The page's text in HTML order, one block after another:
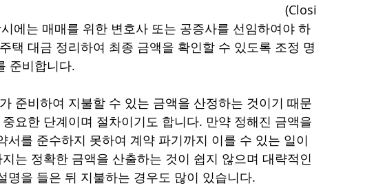
(Closi
에는 매매를 위한 변호사 또는 공증사를 선임하여야 하
택 대금 정리하여 최종 금액을 확인할 수 있도록 조정 명
준비합니다.
준비하여 지불할 수 있는 금액을 산정하는 것이기 때문
요한 단계이며 절차이기도 합니다. 만약 정해진 금액을
서를 준수하지 못하여 계약 파기까지 이를 수 있는 일이
는 정확한 금액을 산출하는 것이 쉽지 않으며 대략적인
명을 들은 뒤 지불하는 경우도 많이 있습니다.